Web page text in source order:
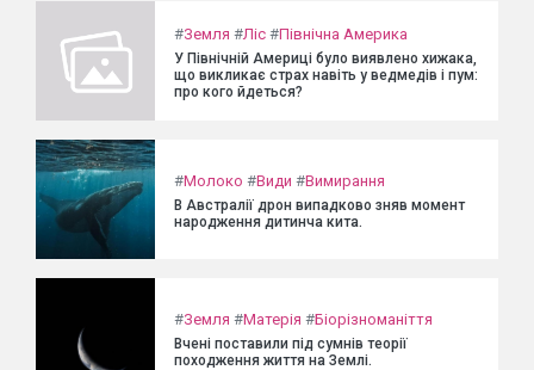
#Земля #Ліс #Північна Америка
У Північній Америці було виявлено хижака,
що викликає страх навіть у ведмедів і пум:
про кого йдеться?
#Молоко #Види #Вимирання
В Австралії дрон випадково зняв момент
народження дитинча кита.
#Земля #Матерія #Біорізноманіття
Вчені поставили під сумнів теорії
походження життя на Землі.